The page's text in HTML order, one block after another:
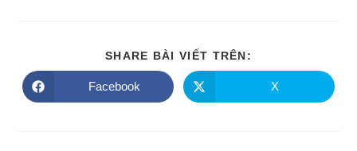
SHARE BÀI VIẾT TRÊN:
Opens
in
Facebook
Opens
in
X